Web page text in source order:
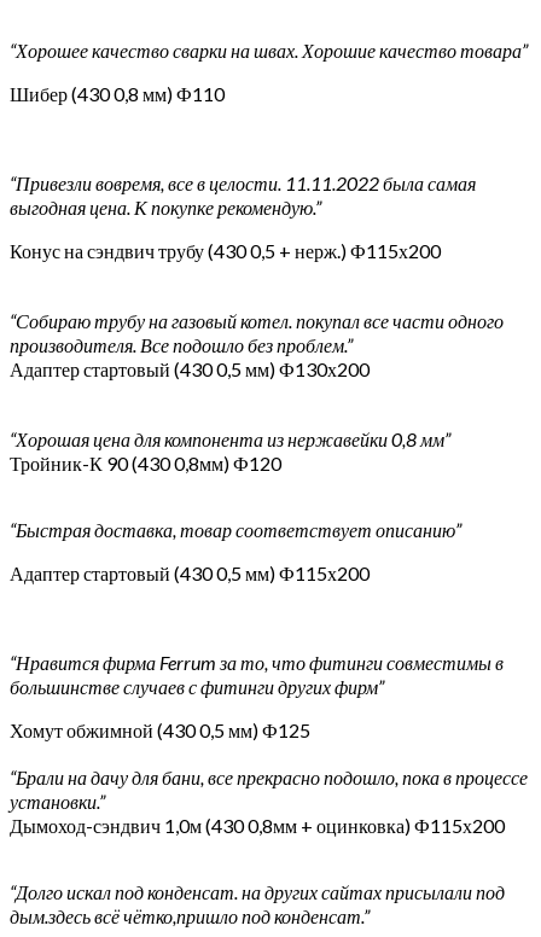
“Хорошее качество сварки на швах. Хорошие качество товара”
Шибер (430 0,8 мм) Ф110
“Привезли вовремя, все в целости. 11.11.2022 была самая
выгодная цена. К покупке рекомендую.”
Конус на сэндвич трубу (430 0,5 + нерж.) Ф115х200
“Собираю трубу на газовый котел. покупал все части одного
производителя. Все подошло без проблем.”
Адаптер стартовый (430 0,5 мм) Ф130х200
“Хорошая цена для компонента из нержавейки 0,8 мм”
Тройник-К 90 (430 0,8мм) Ф120
“Быстрая доставка, товар соответствует описанию”
Адаптер стартовый (430 0,5 мм) Ф115х200
“Нравится фирма Ferrum за то, что фитинги совместимы в
большинстве случаев с фитинги других фирм”
Хомут обжимной (430 0,5 мм) Ф125
“Брали на дачу для бани, все прекрасно подошло, пока в процессе
установки.”
Дымоход-сэндвич 1,0м (430 0,8мм + оцинковка) Ф115х200
“Долго искал под конденсат. на других сайтах присылали под
дым.здесь всё чётко,пришло под конденсат.”